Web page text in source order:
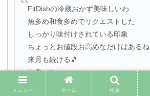
FitDishの冷蔵おかず美味しいわ
魚多め和食多めでリクエストした
しっかり味付けされている印象
ちょっとお値段お高めなだけはあるね
来月も続ける🎵
出典：X
メニュー ホーム 検索